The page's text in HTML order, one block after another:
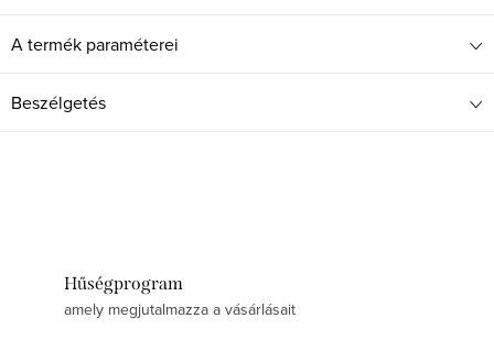
A termék paraméterei
Beszélgetés
Hűségprogram
amely megjutalmazza a vásárlásait